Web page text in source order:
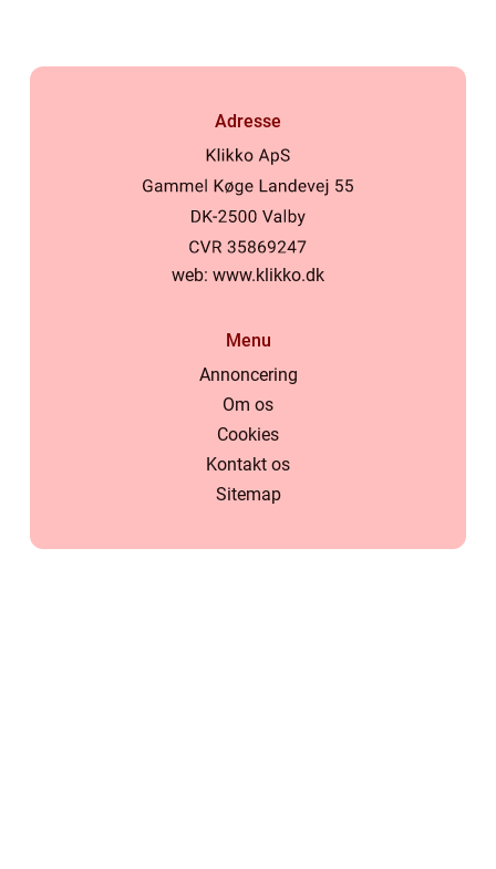
Adresse
web: www.klikko.dk
Menu
Annoncering
Om os
Cookies
Kontakt os
Sitemap